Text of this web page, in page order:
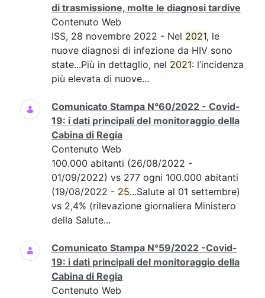
di trasmissione, molte le diagnosi tardive
Contenuto Web
ISS, 28 novembre 2022 - Nel 2021, le
nuove diagnosi di infezione da HIV sono
state...Più in dettaglio, nel 2021: l’incidenza
più elevata di nuove...
Comunicato Stampa N°60/2022 - Covid-
19: i dati principali del monitoraggio della
Cabina di Regia
Contenuto Web
100.000 abitanti (26/08/2022 -
01/09/2022) vs 277 ogni 100.000 abitanti
(19/08/2022 - 25...Salute al 01 settembre)
vs 2,4% (rilevazione giornaliera Ministero
della Salute...
Comunicato Stampa N°59/2022 -Covid-
19: i dati principali del monitoraggio della
Cabina di Regia
Contenuto Web